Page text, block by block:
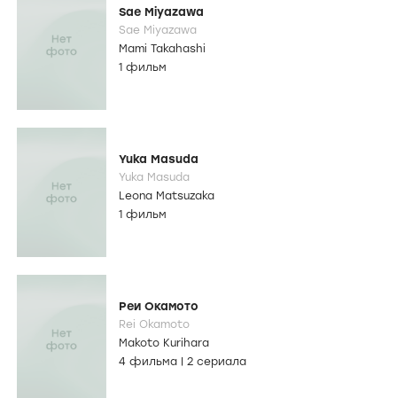
Sae Miyazawa
Sae Miyazawa
Mami Takahashi
1 фильм
Yuka Masuda
Yuka Masuda
Leona Matsuzaka
1 фильм
Реи Окамото
Rei Okamoto
Makoto Kurihara
4 фильма
2 сериала